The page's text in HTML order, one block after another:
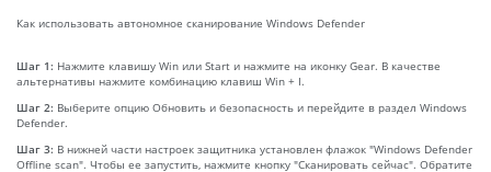
Как использовать автономное сканирование Windows Defender
Шаг 1: Нажмите клавишу Win или Start и нажмите на иконку Gear. В качестве
альтернативы нажмите комбинацию клавиш Win + I.
Шаг 2: Выберите опцию Обновить и безопасность и перейдите в раздел Windows
Defender.
Шаг 3: В нижней части настроек защитника установлен флажок "Windows Defender
Offline scan". Чтобы ее запустить, нажмите кнопку "Сканировать сейчас". Обратите